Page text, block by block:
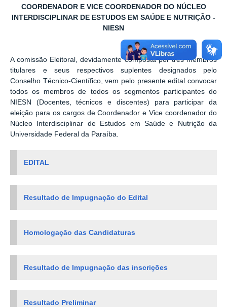
COORDENADOR E VICE COORDENADOR DO NÚCLEO
INTERDISCIPLINAR DE ESTUDOS EM SAÚDE E NUTRIÇÃO -
NIESN
A comissão Eleitoral, devidamente composta por três membros
titulares e seus respectivos suplentes designados pelo
Conselho Técnico-Científico, vem pelo presente edital convocar
todos os membros de todos os segmentos participantes do
NIESN (Docentes, técnicos e discentes) para participar da
eleição para os cargos de Coordenador e Vice coordenador do
Núcleo Interdisciplinar de Estudos em Saúde e Nutrição da
Universidade Federal da Paraíba.
EDITAL
Resultado de Impugnação do Edital
Homologação das Candidaturas
Resultado de Impugnação das inscrições
Resultado Preliminar